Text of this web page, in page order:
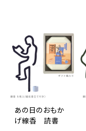
あの日のおもか
げ線香 読書